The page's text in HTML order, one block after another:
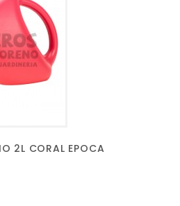
2L CORAL EPOCA